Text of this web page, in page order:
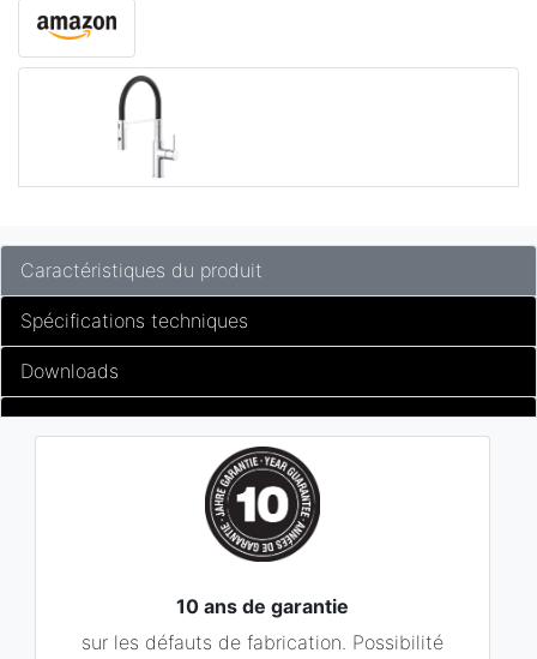
Caractéristiques du produit
Spécifications techniques
Downloads
10 ans de garantie
sur les défauts de fabrication. Possibilité